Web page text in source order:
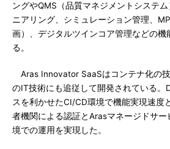
ングやQMS（品質マネジメントシステ
ニアリング、シミュレーション管理、
画）、デジタルツインコア管理などの機
る。
Aras Innovator SaaSはコンテナ化の
のIT技術にも追従して開発されている。
スを利かせたCI/CD環境で機能実現速度
者機関による認証とArasマネージドサ
境での運用を実現した。